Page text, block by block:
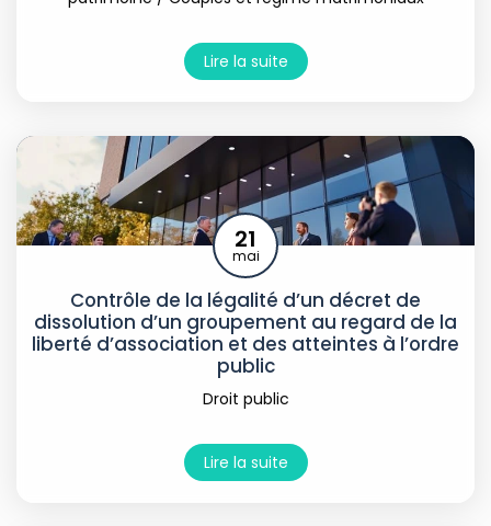
Lire la suite
Contrôle de la légalité d’un décret de
dissolution d’un groupement au regard de la
liberté d’association et des atteintes à l’ordre
public
21
mai
Droit public
Lire la suite